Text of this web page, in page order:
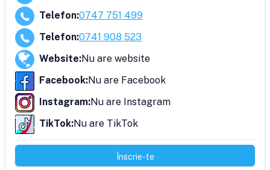
Telefon:0747 751 499
Telefon:0741 908 523
Website:Nu are website
Facebook:Nu are Facebook
Instagram:Nu are Instagram
TikTok:Nu are TikTok
Înscrie-te